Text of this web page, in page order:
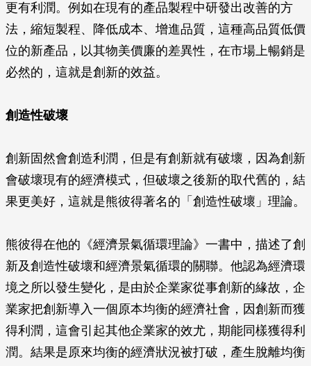
更有利潤。例如在現有的產品製程中研發出改善的方
法，縮短製程、降低成本、增進品質，這種高品質低價
位的新產品，以其物美價廉的差異性，在市場上暢銷是
必然的，這就是創新的效益。
創造性破壞
創新固然會創造利潤，但是有創新就有破壞，因為創新
會破壞現有的經濟模式，但破壞之後新的取代舊的，結
果更美好，這就是熊彼得著名的「創造性破壞」理論。
熊彼得在他的《經濟景氣循環理論》一書中，描述了創
新及創造性破壞和經濟景氣循環的關聯。他認為經濟環
境之所以發生變化，是由於企業家從事創新的緣故，企
業家把創新導入一個原本均衡的經濟社會，因創新而獲
得利潤，這會引起其他企業家的效尤，期能同樣獲得利
潤。結果是原來均衡的經濟狀況被打破，產生脫離均衡